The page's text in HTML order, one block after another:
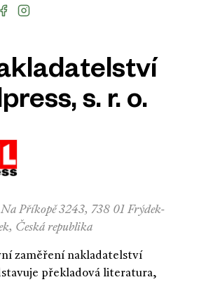
s. r. o.
Na Příkopě 3243, 738 01 Frýdek-
Česká republika
zaměření nakladatelství
překladová literatura,